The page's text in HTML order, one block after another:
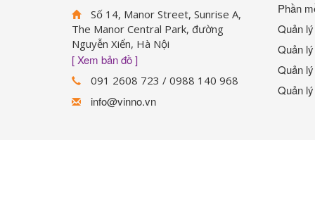
Số 14, Manor Street, Sunrise A,
The Manor Central Park, đường
Nguyễn Xiển, Hà Nội
[ Xem bản đồ ]
091 2608 723 / 0988 140 968
info@vinno.vn
Phần
Quản
Quản
Quản
Quản